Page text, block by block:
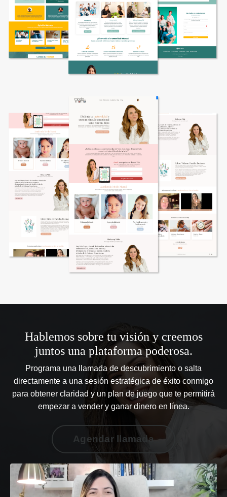
Hablemos sobre tu visión y creemos
juntos una plataforma poderosa.
Programa una llamada de descubrimiento o salta
directamente a una sesión estratégica de éxito conmigo
para obtener claridad y un plan de juego que te permitirá
empezar a vender y ganar dinero en línea.
Agendar llamada